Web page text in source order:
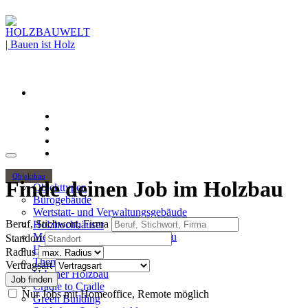
Objektbau
Objekttypen
Bürogebäude
Wertstatt- und Verwaltungsgebäude
Holzhochhäuser
Mehrgeschossiger Wohnungsbau
Hallenbau
Themen
Urbaner Holzbau
Cradle to Cradle
Green Building
Finde deinen Job im Holzbau
Beruf, Stichwort, Firma
Standort
Radius
Vertragsart
Nur Jobs mit Homeoffice, Remote möglich